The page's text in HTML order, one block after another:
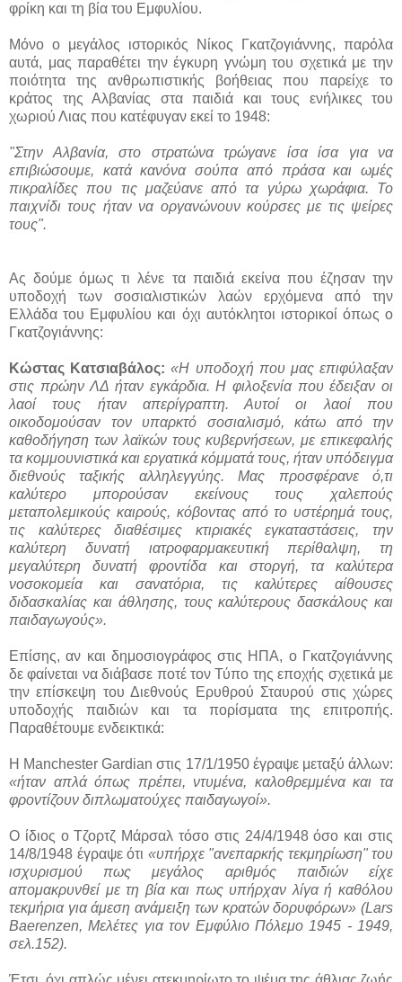
φρίκη και τη βία του Εμφυλίου.
Μόνο ο μεγάλος ιστορικός Νίκος Γκατζογιάννης, παρόλα
αυτά, μας παραθέτει την έγκυρη γνώμη του σχετικά με την
ποιότητα της ανθρωπιστικής βοήθειας που παρείχε το
κράτος της Αλβανίας στα παιδιά και τους ενήλικες του
χωριού Λιας που κατέφυγαν εκεί το 1948:
"Στην Αλβανία, στο στρατώνα τρώγανε ίσα ίσα για να
επιβιώσουμε, κατά κανόνα σούπα από πράσα και ωμές
πικραλίδες που τις μαζεύανε από τα γύρω χωράφια. Το
παιχνίδι τους ήταν να οργανώνουν κούρσες με τις ψείρες
τους".
Ας δούμε όμως τι λένε τα παιδιά εκείνα που έζησαν την
υποδοχή των σοσιαλιστικών λαών ερχόμενα από την
Ελλάδα του Εμφυλίου και όχι αυτόκλητοι ιστορικοί όπως ο
Γκατζογιάννης:
Κώστας Κατσιαβάλος:«Η υποδοχή που μας επιφύλαξαν
στις πρώην ΛΔ ήταν εγκάρδια. Η φιλοξενία που έδειξαν οι
λαοί τους ήταν απερίγραπτη. Αυτοί οι λαοί που
οικοδομούσαν τον υπαρκτό σοσιαλισμό, κάτω από την
καθοδήγηση των λαϊκών τους κυβερνήσεων, με επικεφαλής
τα κομμουνιστικά και εργατικά κόμματά τους, ήταν υπόδειγμα
διεθνούς ταξικής αλληλεγγύης. Μας προσφέρανε ό,τι
καλύτερο μπορούσαν εκείνους τους χαλεπούς
μεταπολεμικούς καιρούς, κόβοντας από το υστέρημά τους,
τις καλύτερες διαθέσιμες κτιριακές εγκαταστάσεις, την
καλύτερη δυνατή ιατροφαρμακευτική περίθαλψη, τη
μεγαλύτερη δυνατή φροντίδα και στοργή, τα καλύτερα
νοσοκομεία και σανατόρια, τις καλύτερες αίθουσες
διδασκαλίας και άθλησης, τους καλύτερους δασκάλους και
παιδαγωγούς».
Επίσης, αν και δημοσιογράφος στις ΗΠΑ, ο Γκατζογιάννης
δε φαίνεται να διάβασε ποτέ τον Τύπο της εποχής σχετικά με
την επίσκεψη του Διεθνούς Ερυθρού Σταυρού στις χώρες
υποδοχής παιδιών και τα πορίσματα της επιτροπής.
Παραθέτουμε ενδεικτικά:
Η Manchester Gardian στις 17/1/1950 έγραψε μεταξύ άλλων:
«ήταν απλά όπως πρέπει, ντυμένα, καλοθρεμμένα και τα
φροντίζουν διπλωματούχες παιδαγωγοί».
Ο ίδιος ο Τζορτζ Μάρσαλ τόσο στις 24/4/1948 όσο και στις
14/8/1948 έγραψε ότι «υπήρχε "ανεπαρκής τεκμηρίωση" του
ισχυρισμού πως μεγάλος αριθμός παιδιών είχε
απομακρυνθεί με τη βία και πως υπήρχαν λίγα ή καθόλου
τεκμήρια για άμεση ανάμειξη των κρατών δορυφόρων» (Lars
Baerenzen, Μελέτες για τον Εμφύλιο Πόλεμο 1945 - 1949,
σελ.152).